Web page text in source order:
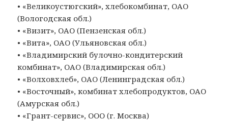
• «Великоустюгский», хлебокомбинат, ОАО
(Вологодская обл.)
• «Визит», ОАО (Пензенская обл.)
• «Вита», ОАО (Ульяновская обл.)
• «Владимирский булочно-кондитерский
комбинат», ОАО (Владимирская обл.)
• «Волховхлеб», ОАО (Ленинградская обл.)
• «Восточный», комбинат хлебопродуктов, ОАО
(Амурская обл.)
• «Грант-сервис», ООО (г. Москва)